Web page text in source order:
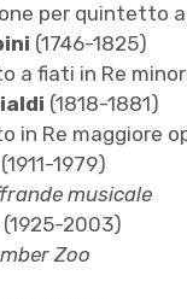
per quintetto
(1746-1825)
a fiati in Re
(1818-1881)
in Re maggiore
(1911-1979)
musicale
(1925-2003)
Zoo